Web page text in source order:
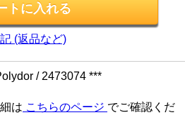
(返品など)
/ 2473074 ***
は こちらのページ でご確認くだ